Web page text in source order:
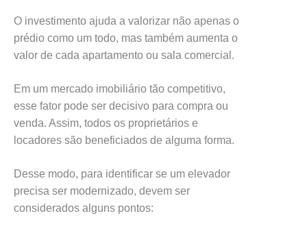
O investimento ajuda a valorizar não apenas o
prédio como um todo, mas também aumenta o
valor de cada apartamento ou sala comercial.
Em um mercado imobiliário tão competitivo,
esse fator pode ser decisivo para compra ou
venda. Assim, todos os proprietários e
locadores são beneficiados de alguma forma.
Desse modo, para identificar se um elevador
precisa ser modernizado, devem ser
considerados alguns pontos: